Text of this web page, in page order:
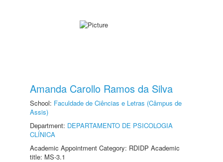
Amanda Carollo Ramos da Silva
School: Faculdade de Ciências e Letras (Câmpus de
Assis)
Department: DEPARTAMENTO DE PSICOLOGIA
CLÍNICA
Academic Appointment Category: RDIDP Academic
title: MS-3.1